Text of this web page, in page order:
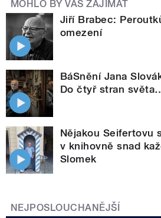
MOHLO BY VÁS ZAJÍMAT
Jiří Brabec:
omezení
BáSnění Jana
Do čtyř stran
Nějakou Seifertovu
v knihovně snad
Slomek
NEJPOSLOUCHANĚJŠÍ